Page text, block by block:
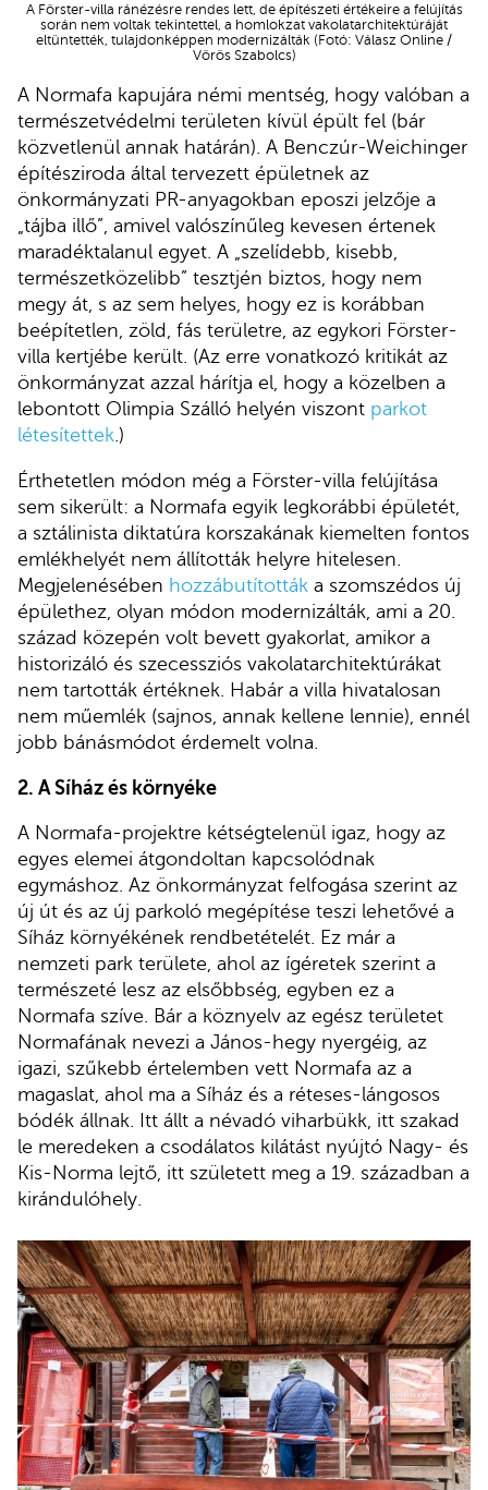
A Förster-villa ránézésre rendes lett, de építészeti értékeire a felújítás
során nem voltak tekintettel, a homlokzat vakolatarchitektúráját
eltüntették, tulajdonképpen modernizálták (Fotó: Válasz Online /
Vörös Szabolcs)
A Normafa kapujára némi mentség, hogy valóban a
természetvédelmi területen kívül épült fel (bár
közvetlenül annak határán). A Benczúr-Weichinger
építésziroda által tervezett épületnek az
önkormányzati PR-anyagokban eposzi jelzője a
„tájba illő”, amivel valószínűleg kevesen értenek
maradéktalanul egyet. A „szelídebb, kisebb,
természetközelibb” tesztjén biztos, hogy nem
megy át, s az sem helyes, hogy ez is korábban
beépítetlen, zöld, fás területre, az egykori Förster-
villa kertjébe került. (Az erre vonatkozó kritikát az
önkormányzat azzal hárítja el, hogy a közelben a
lebontott Olimpia Szálló helyén viszont parkot
létesítettek.)
Érthetetlen módon még a Förster-villa felújítása
sem sikerült: a Normafa egyik legkorábbi épületét,
a sztálinista diktatúra korszakának kiemelten fontos
emlékhelyét nem állították helyre hitelesen.
Megjelenésében hozzábutították a szomszédos új
épülethez, olyan módon modernizálták, ami a 20.
század közepén volt bevett gyakorlat, amikor a
historizáló és szecessziós vakolatarchitektúrákat
nem tartották értéknek. Habár a villa hivatalosan
nem műemlék (sajnos, annak kellene lennie), ennél
jobb bánásmódot érdemelt volna.
2. A Síház és környéke
A Normafa-projektre kétségtelenül igaz, hogy az
egyes elemei átgondoltan kapcsolódnak
egymáshoz. Az önkormányzat felfogása szerint az
új út és az új parkoló megépítése teszi lehetővé a
Síház környékének rendbetételét. Ez már a
nemzeti park területe, ahol az ígéretek szerint a
természeté lesz az elsőbbség, egyben ez a
Normafa szíve. Bár a köznyelv az egész területet
Normafának nevezi a János-hegy nyergéig, az
igazi, szűkebb értelemben vett Normafa az a
magaslat, ahol ma a Síház és a réteses-lángosos
bódék állnak. Itt állt a névadó viharbükk, itt szakad
le meredeken a csodálatos kilátást nyújtó Nagy- és
Kis-Norma lejtő, itt született meg a 19. században a
kirándulóhely.